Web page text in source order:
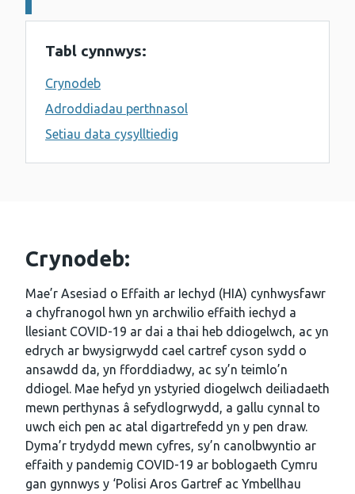
Tabl cynnwys:
Crynodeb
Adroddiadau perthnasol
Setiau data cysylltiedig
Crynodeb:
Mae’r Asesiad o Effaith ar Iechyd (HIA) cynhwysfawr
a chyfranogol hwn yn archwilio effaith iechyd a
llesiant COVID-19 ar dai a thai heb ddiogelwch, ac yn
edrych ar bwysigrwydd cael cartref cyson sydd o
ansawdd da, yn fforddiadwy, ac sy’n teimlo’n
ddiogel. Mae hefyd yn ystyried diogelwch deiliadaeth
mewn perthynas â sefydlogrwydd, a gallu cynnal to
uwch eich pen ac atal digartrefedd yn y pen draw.
Dyma’r trydydd mewn cyfres, sy’n canolbwyntio ar
effaith y pandemig COVID-19 ar boblogaeth Cymru
gan gynnwys y ‘Polisi Aros Gartref ac Ymbellhau